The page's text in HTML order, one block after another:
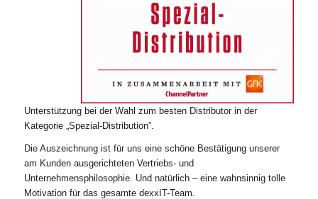
Unterstützung bei der Wahl zum besten Distributor in der
Kategorie „Spezial-Distribution”.
Die Auszeichnung ist für uns eine schöne Bestätigung unserer
am Kunden ausgerichteten Vertriebs- und
Unternehmensphilosophie. Und natürlich – eine wahnsinnig tolle
Motivation für das gesamte dexxIT-Team.